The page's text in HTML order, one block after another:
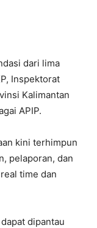
dari lima
Inspektorat
Kalimantan
APIP.
kini terhimpun
pelaporan, dan
time dan
dipantau